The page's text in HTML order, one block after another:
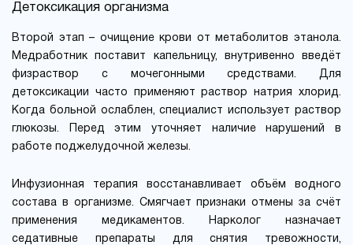
Детоксикация организма
Второй этап – очищение крови от метаболитов этанола.
Медработник поставит капельницу, внутривенно введёт
физраствор с мочегонными средствами. Для
детоксикации часто применяют раствор натрия хлорид.
Когда больной ослаблен, специалист использует раствор
глюкозы. Перед этим уточняет наличие нарушений в
работе поджелудочной железы.
Инфузионная терапия восстанавливает объём водного
состава в организме. Смягчает признаки отмены за счёт
применения медикаментов. Нарколог назначает
седативные препараты для снятия тревожности,